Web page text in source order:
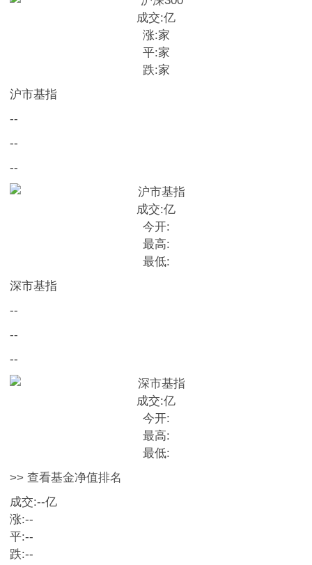
成交:亿
涨:家
平:家
跌:家
沪市基指
--
--
--
成交:亿
今开:
最高:
最低:
深市基指
--
--
--
成交:亿
今开:
最高:
最低:
>> 查看基金净值排名
成交:--亿
涨:--
平:--
跌:--